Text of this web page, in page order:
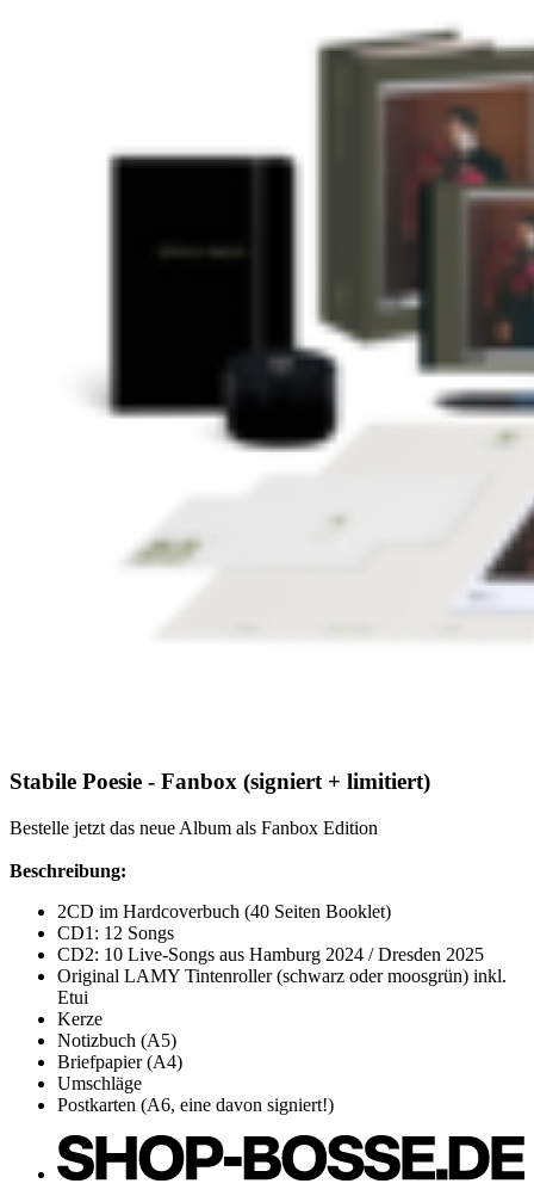
Stabile Poesie - Fanbox (signiert + limitiert)
Bestelle jetzt das neue Album als Fanbox Edition
Beschreibung:
2CD im Hardcoverbuch (40 Seiten Booklet)
CD1: 12 Songs
CD2: 10 Live-Songs aus Hamburg 2024 / Dresden 2025
Original LAMY Tintenroller (schwarz oder moosgrün) inkl.
Etui
Kerze
Notizbuch (A5)
Briefpapier (A4)
Umschläge
Postkarten (A6, eine davon signiert!)